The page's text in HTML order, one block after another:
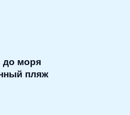
до моря
пляж